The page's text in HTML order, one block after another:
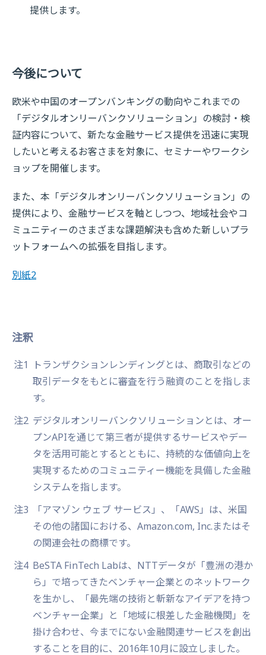
提供します。
今後について
欧米や中国のオープンバンキングの動向やこれまでの
「デジタルオンリーバンクソリューション」の検討・検
証内容について、新たな金融サービス提供を迅速に実現
したいと考えるお客さまを対象に、セミナーやワークシ
ョップを開催します。
また、本「デジタルオンリーバンクソリューション」の
提供により、金融サービスを軸としつつ、地域社会やコ
ミュニティーのさまざまな課題解決も含めた新しいプラ
ットフォームへの拡張を目指します。
別紙2
注釈
注1
トランザクションレンディングとは、商取引などの
取引データをもとに審査を行う融資のことを指しま
す。
注2 デジタルオンリーバンクソリューションとは、オー
プンAPIを通じて第三者が提供するサービスやデー
タを活用可能とするとともに、持続的な価値向上を
実現するためのコミュニティー機能を具備した金融
システムを指します。
注3
「アマゾン ウェブ サービス」、「AWS」は、米国
その他の諸国における、Amazon.com, Inc.またはそ
の関連会社の商標です。
注4 BeSTA FinTech Labは、NTTデータが「豊洲の港か
ら」で培ってきたベンチャー企業とのネットワーク
を生かし、「最先端の技術と斬新なアイデアを持つ
ベンチャー企業」と「地域に根差した金融機関」を
掛け合わせ、今までにない金融関連サービスを創出
することを目的に、2016年10月に設立しました。